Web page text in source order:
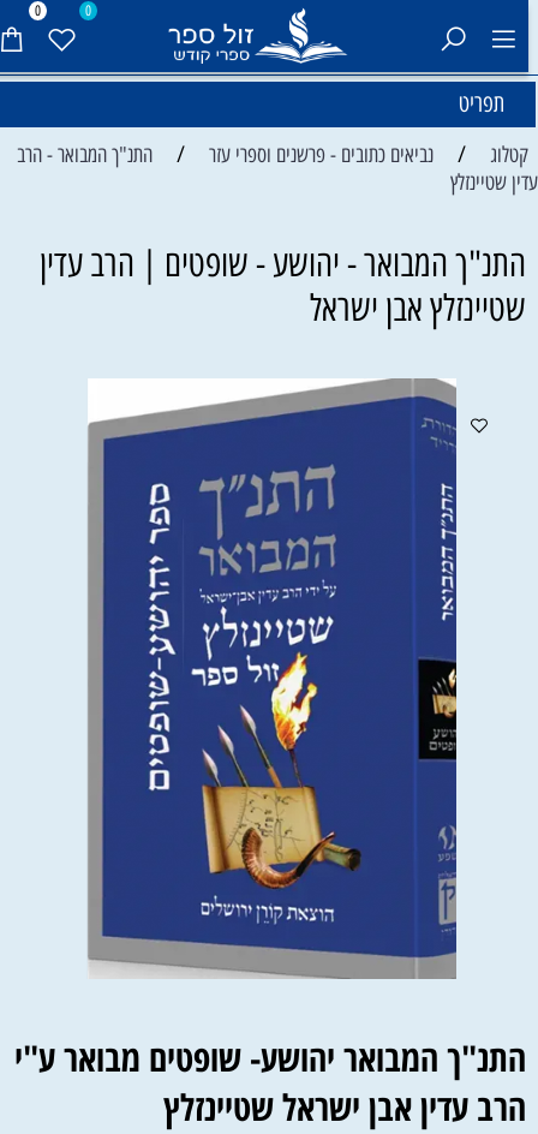
0 0
תפריט
קטלוג / נביאים כתובים - פרשנים וספרי עזר /
התנ"ך המבואר - הרב
שטיינזלץ
התנ"ך המבואר - יהושע - שופטים | הרב עדין
שטיינזלץ אבן ישראל
התנ"ך המבואר יהושע- שופטים מבואר ע"י
הרב עדין אבן ישראל שטיינזלץ